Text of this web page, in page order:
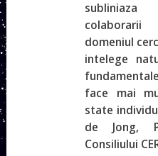
colaborarii
domeniul
intelege
face mai
state
de Jong,
Consiliului